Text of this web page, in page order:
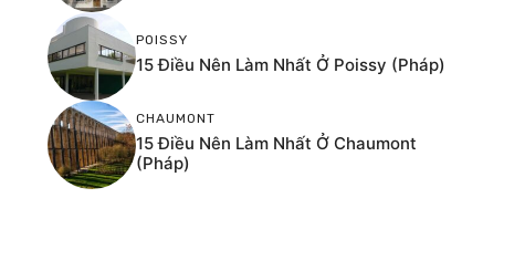
POISSY
15 Điều Nên Làm Nhất Ở Poissy (Pháp)
CHAUMONT
15 Điều Nên Làm Nhất Ở Chaumont
(Pháp)